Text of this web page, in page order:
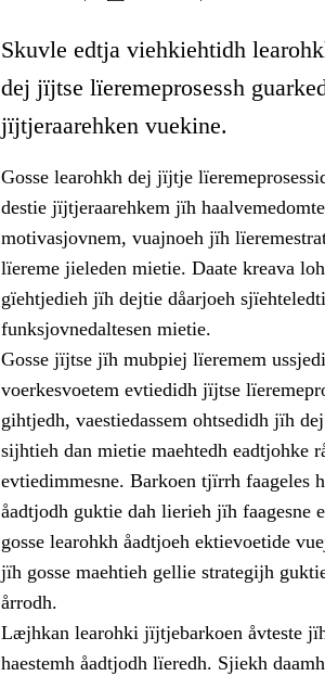
Skuvle edtja viehkiehtidh
dej jïjtse lïeremeprosessh
jïjtjeraarehken vuekine.
Gosse learohkh dej jïjtje
destie jïjtjeraarehkem jïh
motivasjovnem, vuajnoeh jïh
lïereme jieleden mietie. Daate kreava
gïehtjedieh jïh dejtie dåarjoeh
funksjovnedaltesen mietie.
Gosse jïjtse jïh mubpiej lïeremem
voerkesvoetem evtiedidh jïjtse
gihtjedh, vaestiedassem ohtsedidh jïh
sijhtieh dan mietie maehtedh
evtiedimmesne. Barkoen tjïrrh faageles
åadtjodh guktie dah lierieh jïh faagesne
gosse learohkh åadtjoeh ektievoetide
jïh gosse maehtieh gellie strategijh
årrodh.
Læjhkan learohki jïjtjebarkoen åvteste
haestemh åadtjodh lïeredh. Sjiekh